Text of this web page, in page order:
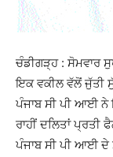
ਚੰਡੀਗੜ੍ਹ : ਸੋਮਵਾਰ
ਇਕ ਵਕੀਲ ਵੱਲੋਂ ਜੁੱਤੀ
ਪੰਜਾਬ ਸੀ ਪੀ ਆਈ ਨੇ
ਰਾਹੀਂ ਦਲਿਤਾਂ ਪ੍ਰਤੀ
ਪੰਜਾਬ ਸੀ ਪੀ ਆਈ ਦੇ